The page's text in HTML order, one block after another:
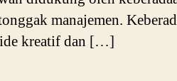
manajemen.
kreatif dan […]